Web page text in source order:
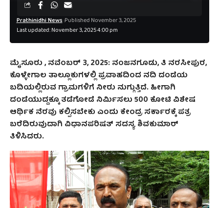
Last updated: November 3, 2025 4:00 pm
Prathinidhi News Published November 3, 2025
ಮೈಸೂರು , ನವೆಂಬರ್‌ 3, 2025: ನಂಜನಗೂಡು, ತಿ ನರಸೀಪುರ,
ಕೊಳ್ಳೇಗಾಲ ತಾಲ್ಲೂಕುಗಳಲ್ಲಿ ಪ್ರವಾಹದಿಂದ ನದಿ ದಂಡೆಯ
ಬದಿಯಲ್ಲಿರುವ ಗ್ರಾಮಗಳಿಗೆ ನೀರು ನುಗ್ಗುತ್ತಿದೆ. ಹೀಗಾಗಿ
ದಂಡೆಯುದ್ದಕ್ಕೂ ತಡೆಗೋಡೆ ನಿರ್ಮಿಸಲು 500 ಕೋಟಿ ವಿಶೇಷ
ಆರ್ಥಿಕ ನೆರವು ಕಲ್ಪಿಸಬೇಕು ಎಂದು ಕೇಂದ್ರ ಸರ್ಕಾರಕ್ಕೆ ಪತ್ರ
ಬರೆದಿರುವುದಾಗಿ ವಿಧಾನಪರಿಷತ್‌ ಸದಸ್ಯ ಶಿವಕುಮಾ‌ರ್
ತಿಳಿಸಿದರು.